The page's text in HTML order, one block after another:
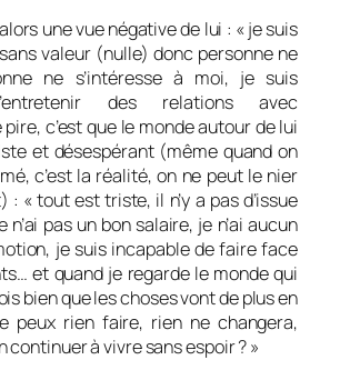
une vue négative de lui : « je suis
valeur (nulle) donc personne ne
ne s’intéresse à moi, je suis
des relations avec
c’est que le monde autour de lui
et désespérant (même quand on
c’est la réalité, on ne peut le nier
: « tout est triste, il n’y a pas d’issue
n’ai pas un bon salaire, je n’ai aucun
je suis incapable de faire face
et quand je regarde le monde qui
bien que les choses vont de plus en
peux rien faire, rien ne changera,
continuer à vivre sans espoir ? »